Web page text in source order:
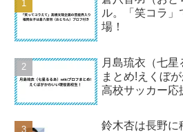
ル。「笑コラ」
場！
月島琉衣（七
まとめ!えくぼ
高校サッカー応
鈴木杏は長野に